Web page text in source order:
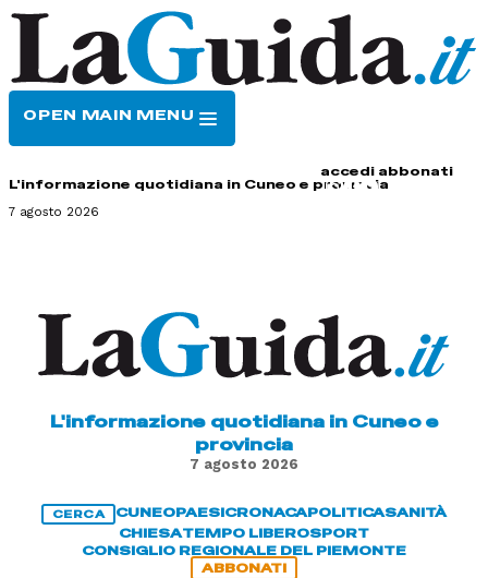
OPEN MAIN MENU
accedi abbonati
L'informazione quotidiana in Cuneo e provincia
7 agosto 2026
L'informazione quotidiana in Cuneo e
provincia
7 agosto 2026
CERCA CUNEOPAESICRONACAPOLITICASANITÀ
CHIESATEMPO LIBEROSPORT
CONSIGLIO REGIONALE DEL PIEMONTE
ABBONATI